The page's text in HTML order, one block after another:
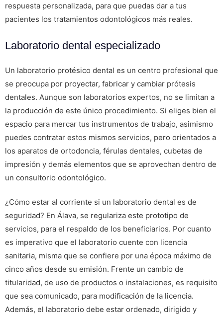
respuesta personalizada, para que puedas dar a tus
pacientes los tratamientos odontológicos más reales.
Laboratorio dental especializado
Un laboratorio protésico dental es un centro profesional que
se preocupa por proyectar, fabricar y cambiar prótesis
dentales. Aunque son laboratorios expertos, no se limitan a
la producción de este único procedimiento. Si eliges bien el
espacio para mercar tus instrumentos de trabajo, asimismo
puedes contratar estos mismos servicios, pero orientados a
los aparatos de ortodoncia, férulas dentales, cubetas de
impresión y demás elementos que se aprovechan dentro de
un consultorio odontológico.
¿Cómo estar al corriente si un laboratorio dental es de
seguridad? En Álava, se regulariza este prototipo de
servicios, para el respaldo de los beneficiarios. Por cuanto
es imperativo que el laboratorio cuente con licencia
sanitaria, misma que se confiere por una época máximo de
cinco años desde su emisión. Frente un cambio de
titularidad, de uso de productos o instalaciones, es requisito
que sea comunicado, para modificación de la licencia.
Además, el laboratorio debe estar ordenado, dirigido y